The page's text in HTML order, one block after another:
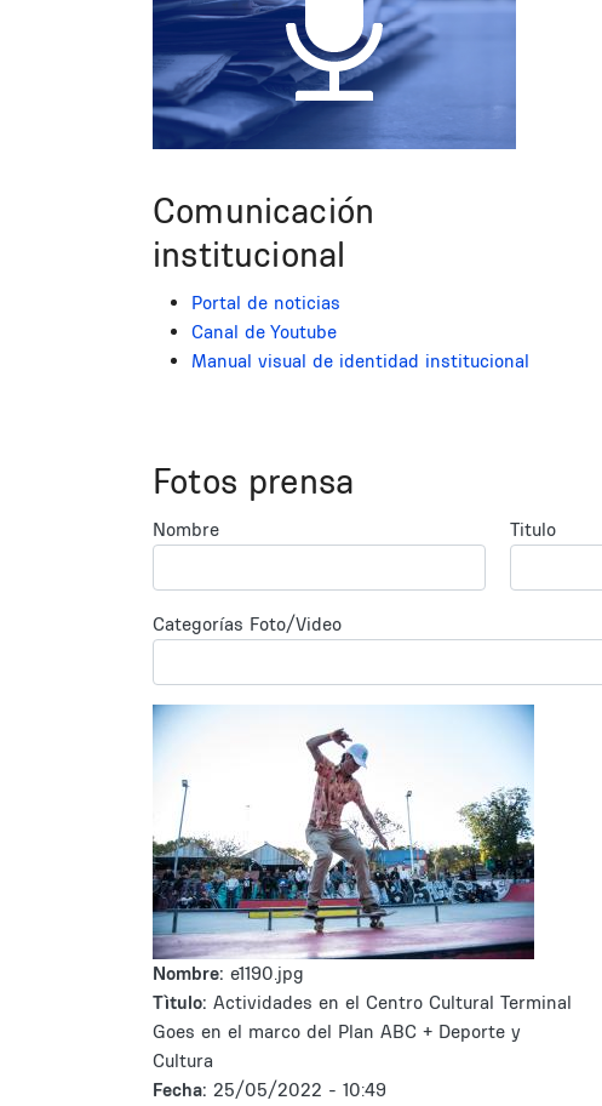
Comunicación
institucional
Portal de noticias
Canal de Youtube
Manual visual de identidad institucional
Fotos prensa
Nombre Titulo
Categorías Foto/Video
Nombre: e1190.jpg
Tìtulo: Actividades en el Centro Cultural Terminal
Goes en el marco del Plan ABC + Deporte y
Cultura
Fecha: 25/05/2022 - 10:49